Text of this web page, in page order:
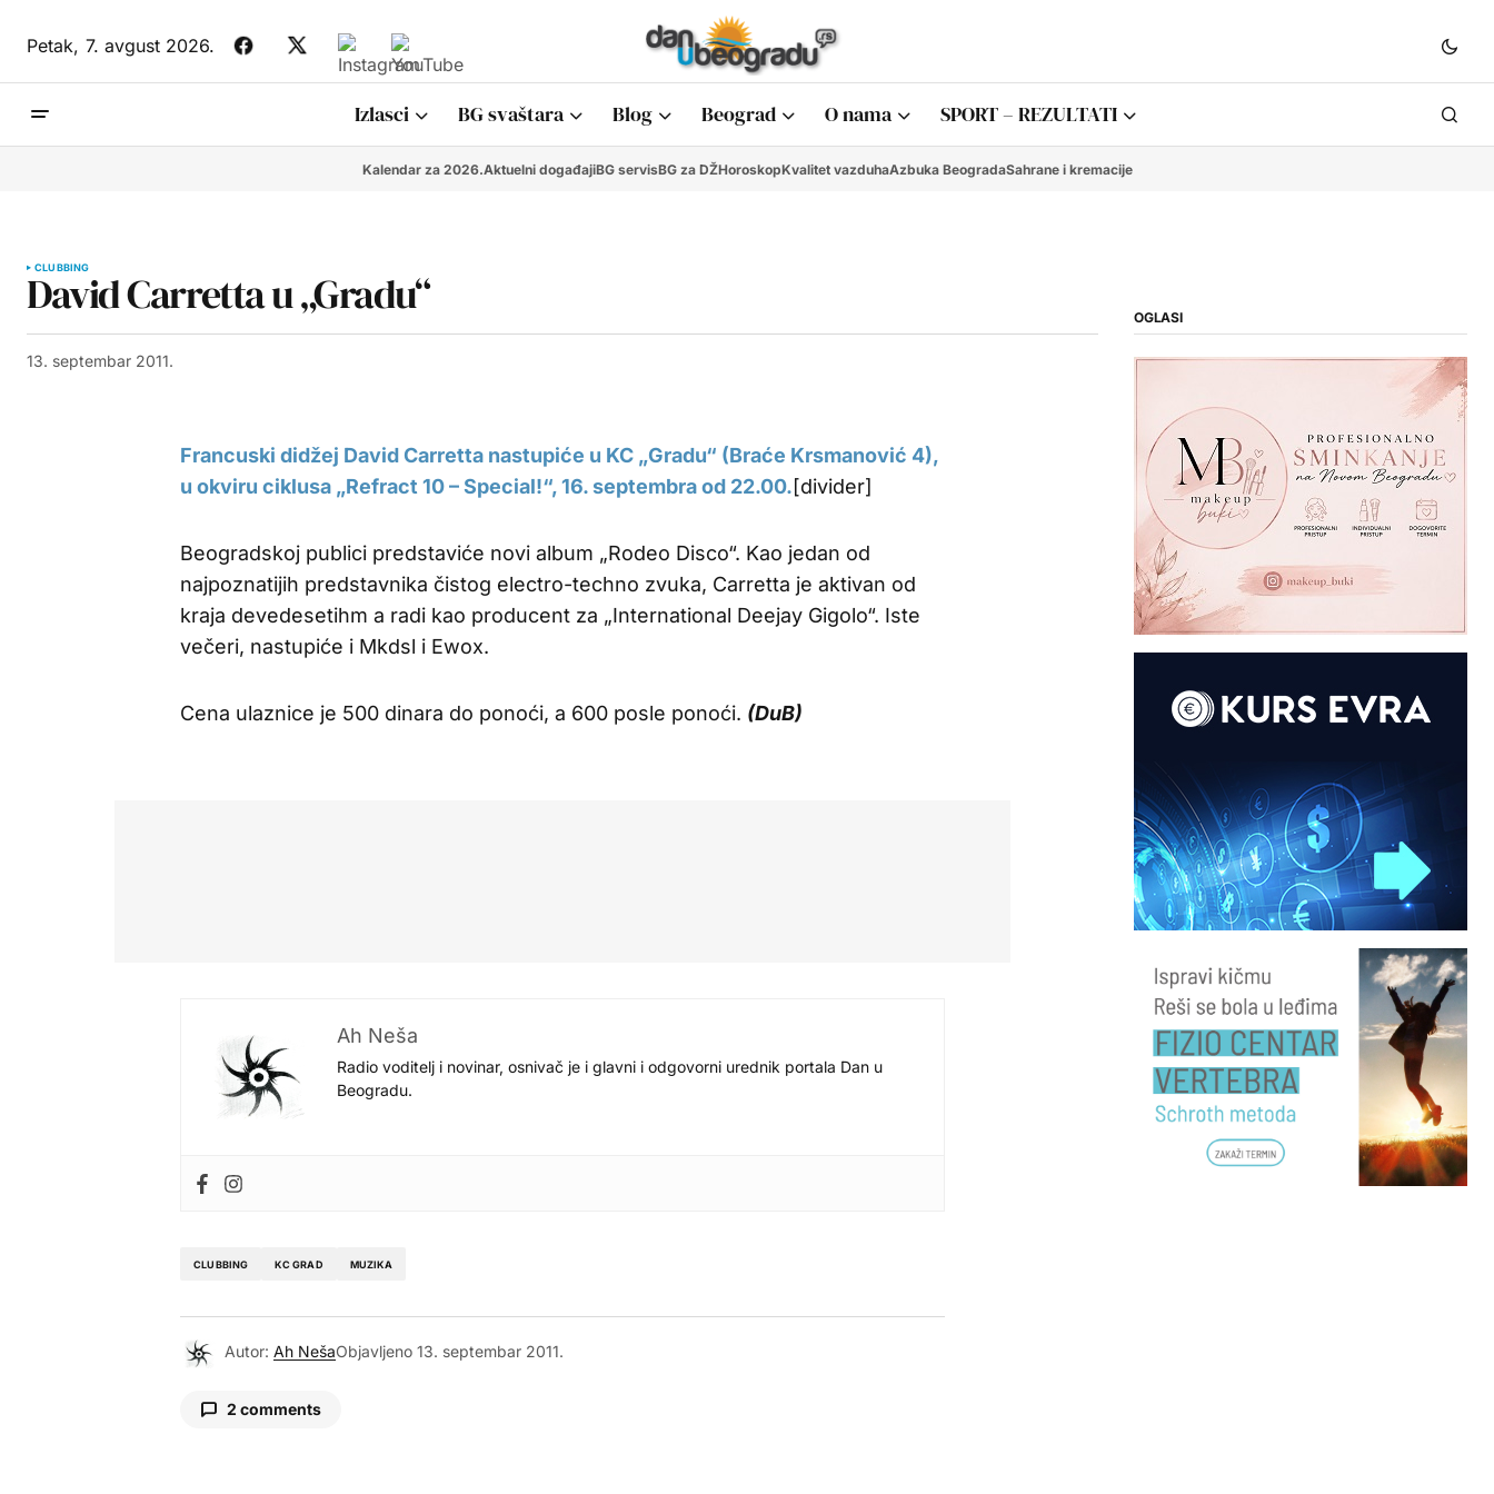
Petak,7. avgust 2026.
Izlasci BG svaštara Blog Beograd O nama SPORT – REZULTATI
Kalendar za 2026.Aktuelni događajiBG servisBG za DŽHoroskopKvalitet vazduhaAzbuka BeogradaSahrane i kremacije
CLUBBING
David Carretta u „Gradu“
13. septembar 2011.
Francuski didžej David Carretta nastupiće u KC „Gradu“ (Braće Krsmanović 4),
u okviru ciklusa „Refract 10 – Special!“, 16. septembra od 22.00.[divider]
Beogradskoj publici predstaviće novi album „Rodeo Disco“. Kao jedan od
najpoznatijih predstavnika čistog electro-techno zvuka, Carretta je aktivan od
kraja devedesetihm a radi kao producent za „International Deejay Gigolo“. Iste
večeri, nastupiće i Mkdsl i Ewox.
Cena ulaznice je 500 dinara do ponoći, a 600 posle ponoći. (DuB)
Ah Neša
Radio voditelj i novinar, osnivač je i glavni i odgovorni urednik portala Dan u
Beogradu.
CLUBBING KC GRAD MUZIKA
Autor: Ah NešaObjavljeno 13. septembar 2011.
2 comments
OGLASI